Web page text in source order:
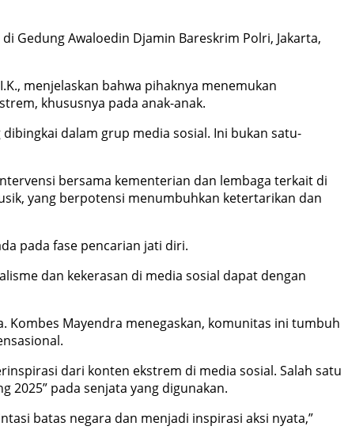
Gedung Awaloedin Djamin Bareskrim Polri, Jakarta,
menjelaskan bahwa pihaknya menemukan
khususnya pada anak-anak.
dalam grup media sosial. Ini bukan satu-
bersama kementerian dan lembaga terkait di
yang berpotensi menumbuhkan ketertarikan dan
pada fase pencarian jati diri.
dan kekerasan di media sosial dapat dengan
Kombes Mayendra menegaskan, komunitas ini tumbuh
dari konten ekstrem di media sosial. Salah satu
2025” pada senjata yang digunakan.
batas negara dan menjadi inspirasi aksi nyata,”